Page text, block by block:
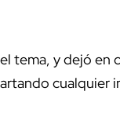
tema, y dejó en
cualquier